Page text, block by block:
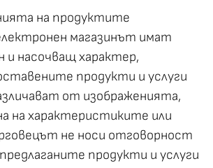
на продуктите
магазинът имат
и насочващ характер,
продукти и услуги
от изображенията,
на характеристиките или
не носи отговорност
продукти и услуги